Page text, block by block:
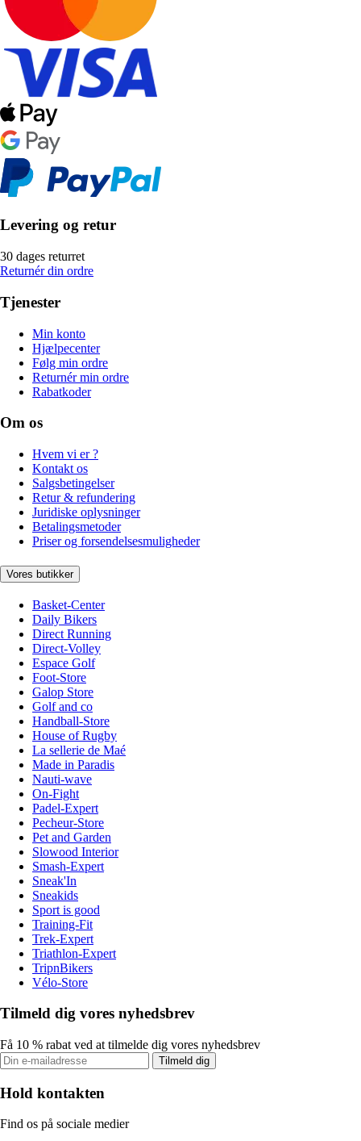
Levering og retur
30 dages returret
Returnér din ordre
Tjenester
Min konto
Hjælpecenter
Følg min ordre
Returnér min ordre
Rabatkoder
Om os
Hvem vi er ?
Kontakt os
Salgsbetingelser
Retur & refundering
Juridiske oplysninger
Betalingsmetoder
Priser og forsendelsesmuligheder
Vores butikker
Basket-Center
Daily Bikers
Direct Running
Direct-Volley
Espace Golf
Foot-Store
Galop Store
Golf and co
Handball-Store
House of Rugby
La sellerie de Maé
Made in Paradis
Nauti-wave
On-Fight
Padel-Expert
Pecheur-Store
Pet and Garden
Slowood Interior
Smash-Expert
Sneak'In
Sneakids
Sport is good
Training-Fit
Trek-Expert
Triathlon-Expert
TripnBikers
Vélo-Store
Tilmeld dig vores nyhedsbrev
Få 10 % rabat ved at tilmelde dig vores nyhedsbrev
Tilmeld dig
Hold kontakten
Find os på sociale medier